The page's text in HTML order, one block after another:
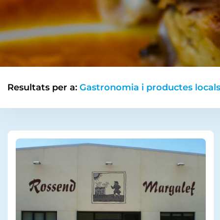
Resultats per a: Gastronomia i productes locals